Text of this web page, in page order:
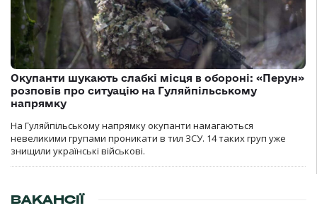
Окупанти шукають слабкі місця в обороні: «Перун»
розповів про ситуацію на Гуляйпільському
напрямку
На Гуляйпільському напрямку окупанти намагаються
невеликими групами проникати в тил ЗСУ. 14 таких груп уже
знищили українські військові.
ВАКАНСІЇ